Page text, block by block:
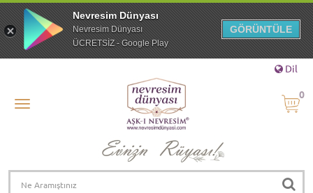
Dil
0
Nevresim Dünyası
Nevresim Dünyası
ÜCRETSİZ - Google Play
GÖRÜNTÜLE